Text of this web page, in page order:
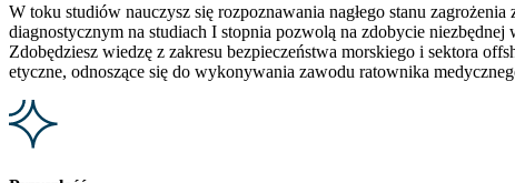
W toku studiów nauczysz się rozpoznawania nagłego stanu
diagnostycznym na studiach I stopnia pozwolą na zdobycie
Zdobędziesz wiedzę z zakresu bezpieczeństwa morskiego i sektora
etyczne, odnoszące się do wykonywania zawodu ratownika